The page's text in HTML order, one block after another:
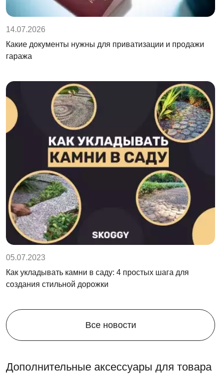
14.07.2026
Какие документы нужны для приватизации и продажи
гаража
05.07.2023
Как укладывать камни в саду: 4 простых шага для
создания стильной дорожки
Все новости
Дополнительные аксессуары для товара